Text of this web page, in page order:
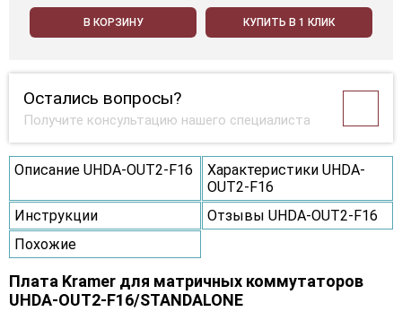
В КОРЗИНУ КУПИТЬ В 1 КЛИК
Остались вопросы?
Получите консультацию нашего специалиста
Описание UHDA-OUT2-F16
Характеристики UHDA-
OUT2-F16
Инструкции
Отзывы UHDA-OUT2-F16
Похожие
Плата Kramer для матричных коммутаторов
UHDA-OUT2-F16/STANDALONE